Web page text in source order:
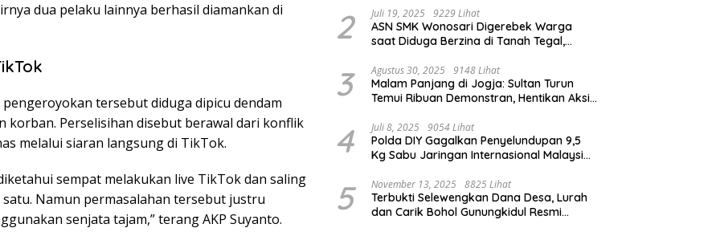
dua pelaku lainnya berhasil diamankan di
tersebut diduga dipicu dendam
korban. Perselisihan disebut berawal dari konflik
melalui siaran langsung di TikTok.
sempat melakukan live TikTok dan saling
Namun permasalahan tersebut justru
senjata tajam,” terang AKP Suyanto.
2 Juli 19, 2025 9229 Lihat
ASN SMK Wonosari Digerebek Warga
saat Diduga Berzina di Tanah Tegal,
3 Agustus 30, 2025 9148 Lihat
Malam Panjang di Jogja: Sultan Turun
Temui Ribuan Demonstran, Hentikan Aksi
4 Juli 8, 2025 9054 Lihat
Polda DIY Gagalkan Penyelundupan 9,5
Kg Sabu Jaringan Internasional Malaysia-
5 November 13, 2025 8825 Lihat
Terbukti Selewengkan Dana Desa, Lurah
dan Carik Bohol Gunungkidul Resmi